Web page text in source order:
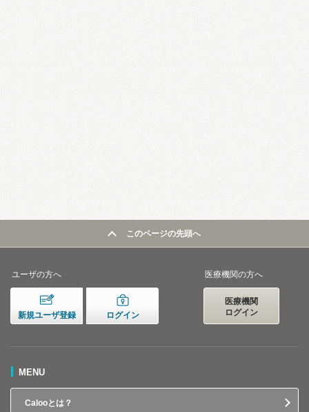
このページの先頭へ
ユーザの方へ
新規ユーザ登録 ログイン
医療機関の方へ
医療機関
ログイン
MENU
Calooとは？